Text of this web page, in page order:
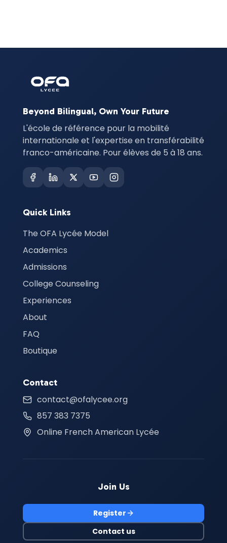
Beyond Bilingual, Own Your Future
L'école de référence pour la mobilité
internationale et l'expertise en transférabilité
franco-américaine. Pour élèves de 5 à 18 ans.
Quick Links
The OFA Lycée Model
Academics
Admissions
College Counseling
Experiences
About
FAQ
Boutique
Contact
contact@ofalycee.org
857 383 7375
Online French American Lycée
Join Us
Register
Contact us